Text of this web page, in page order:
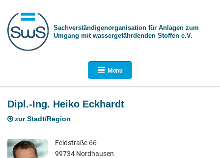
Sachverständigen­organisation für Anlagen zum
Umgang mit wasser­gefährdenden Stoffen e.V.
Menu
Dipl.-Ing. Heiko Eckhardt
zur Stadt/Region
Feldstraße 66
99734 Nordhausen